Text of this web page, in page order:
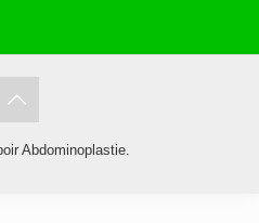
Abdominoplastie.